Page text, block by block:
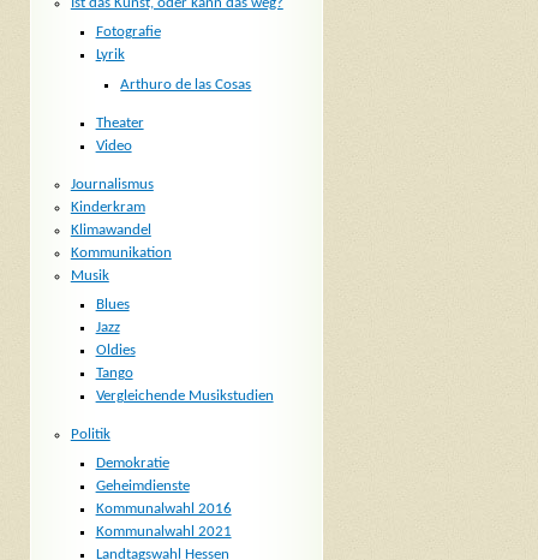
Ist das Kunst, oder kann das weg?
Fotografie
Lyrik
Arthuro de las Cosas
Theater
Video
Journalismus
Kinderkram
Klimawandel
Kommunikation
Musik
Blues
Jazz
Oldies
Tango
Vergleichende Musikstudien
Politik
Demokratie
Geheimdienste
Kommunalwahl 2016
Kommunalwahl 2021
Landtagswahl Hessen